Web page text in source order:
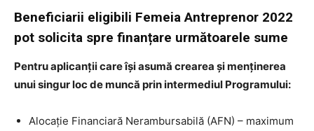
Beneficiarii eligibili Femeia Antreprenor 2022
pot solicita spre finanțare următoarele sume
Pentru aplicanții care își asumă crearea și menținerea
unui singur loc de muncă prin intermediul Programului:
Alocație Financiară Nerambursabilă (AFN) – maximum